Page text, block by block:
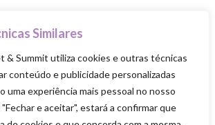
Similares
& Summit utiliza cookies e outras técnicas
conteúdo e publicidade personalizadas
uma experiência mais pessoal no nosso
e aceitar", estará a confirmar que